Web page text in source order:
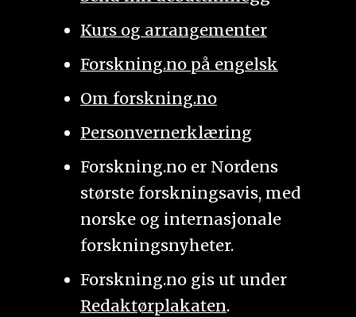
Kurs og arrangementer
Forskning.no på engelsk
Om forskning.no
Personvernerklæring
Forskning.no er Nordens
største forskningsavis, med
norske og internasjonale
forskningsnyheter.
Forskning.no gis ut under
Redaktørplakaten.